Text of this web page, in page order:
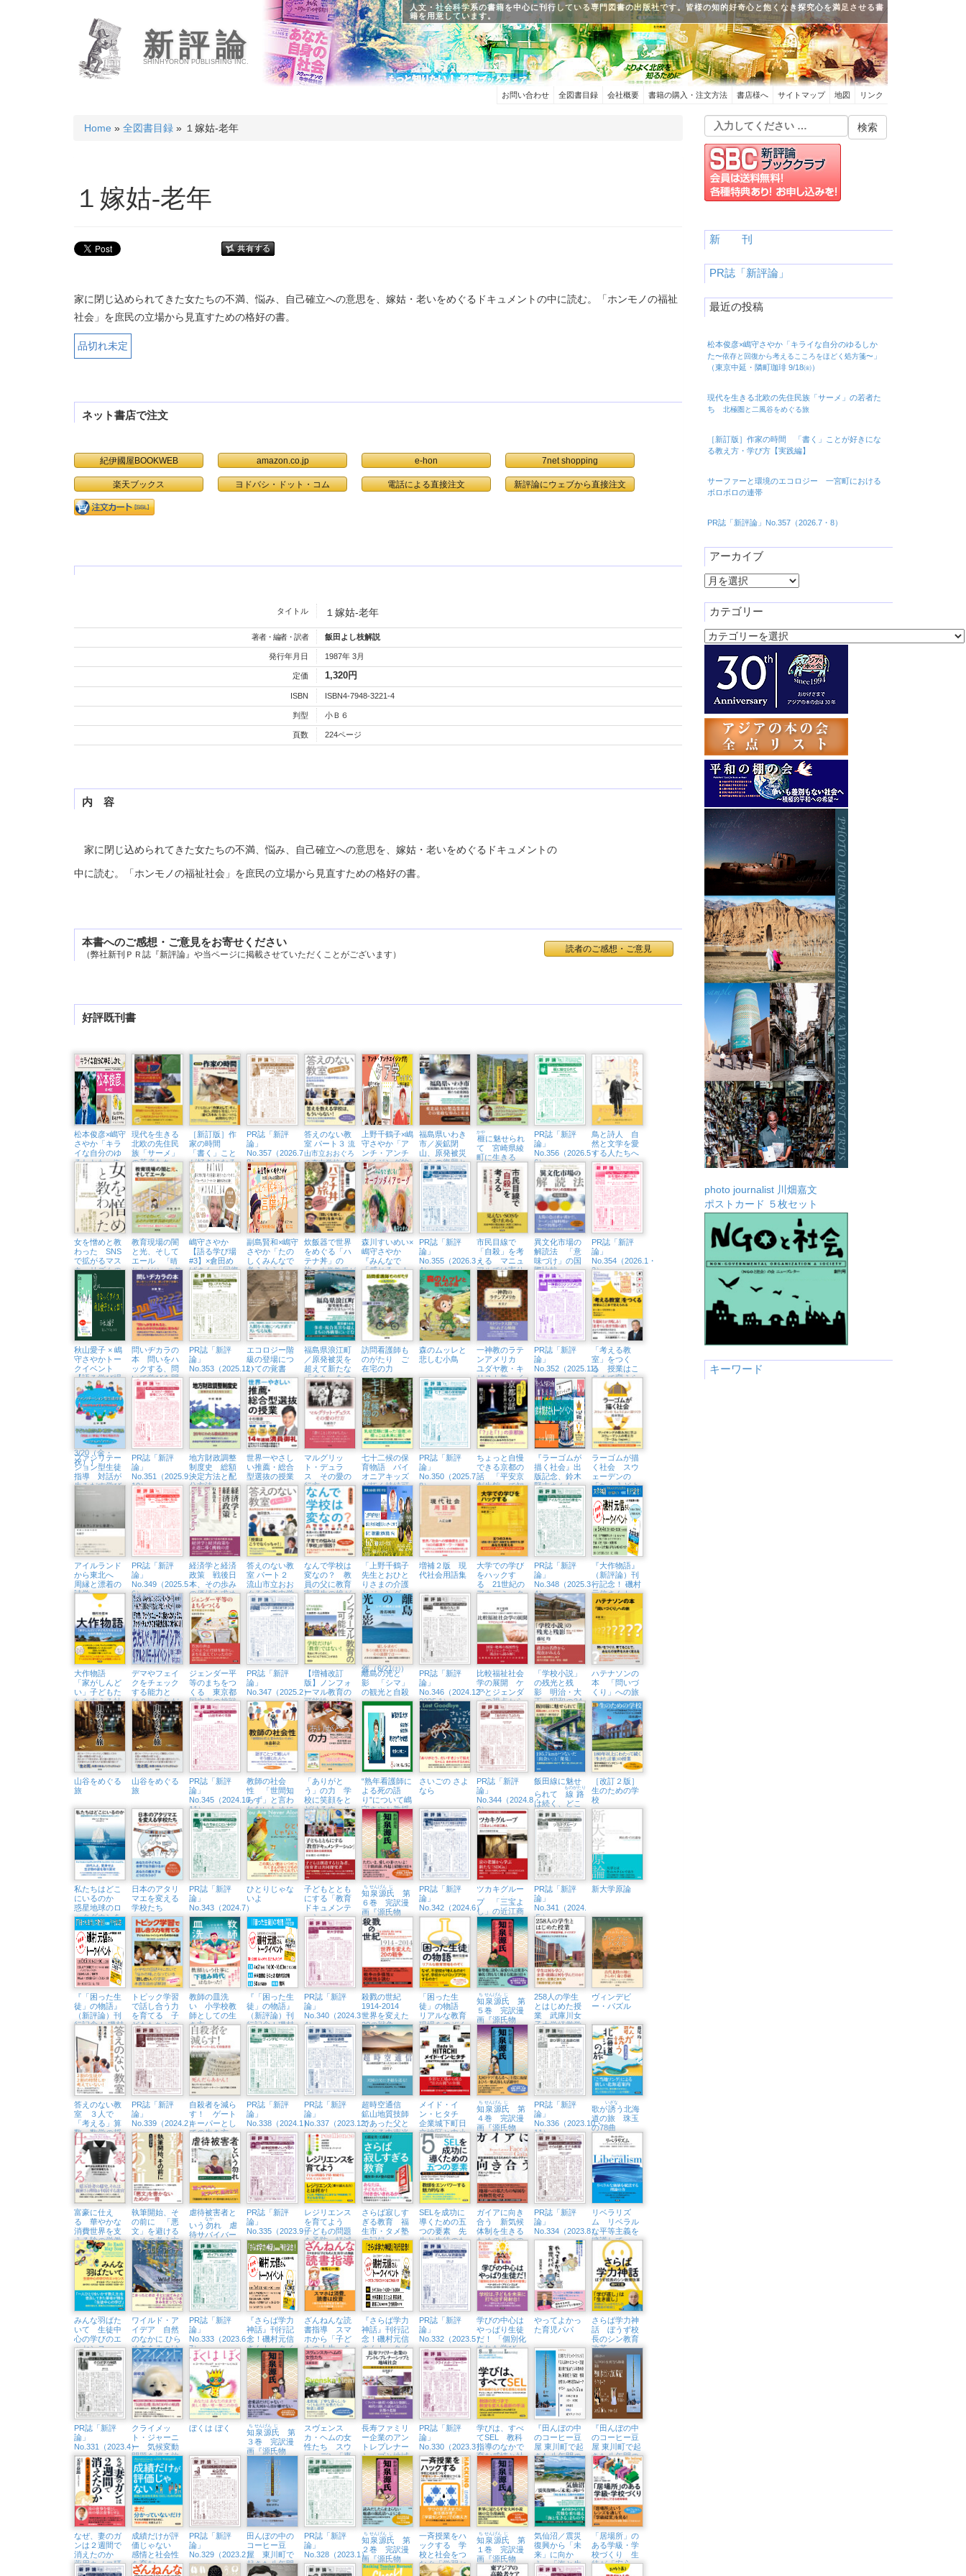
新評論
SHINHYORON PUBLISHING INC.
人文・社会科学系の書籍を中心に刊行している専門図書の出版社です。皆様の知的好奇心と飽くなき探究心を満足させる書
籍を用意しています。
お問い合わせ 全図書目録 会社概要 書籍の購入・注文方法 書店様へ サイトマップ 地図 リンク
Home » 全図書目録 » １嫁姑-老年
１嫁姑-老年
家に閉じ込められてきた女たちの不満、悩み、自己確立への意思を、嫁姑・老いをめぐるドキュメントの中に読む。「ホンモノの福祉
社会」を庶民の立場から見直すための格好の書。
品切れ未定
ネット書店で注文
紀伊國屋BOOKWEB amazon.co.jp e-hon 7net shopping
楽天ブックス ヨドバシ・ドット・コム 電話による直接注文
１嫁姑-老年
タイトル
著者・編者・訳者 飯田よし枝解説
発行年月日 1987年 3月
定価 1,320円
ISBN ISBN4-7948-3221-4
判型 小Ｂ６
頁数 224ページ
内 容
家に閉じ込められてきた女たちの不満、悩み、自己確立への意思を、嫁姑・老いをめぐるドキュメントの
中に読む。「ホンモノの福祉社会」を庶民の立場から見直すための格好の書。
本書へのご感想・ご意見をお寄せください
（弊社新刊ＰＲ誌『新評論』や当ページに掲載させていただくことがございます）
読者のご感想・ご意見
好評既刊書
松本俊彦×嶋守
さやか「キラ
イな自分のゆ
るしかた〜依
存と回復から考
えるこころをほ
どく処方箋〜」
（東京中延・
隣町珈琲 9/18
㈮）
現代を生きる
北欧の先住民
族「サーメ」
の若者たち
北極圏と二風谷
をめぐる旅
［新訂版］作
家の時間
「書く」こと
が好きになる
教え方・学び
方【実践編】
PR誌「新評
論」
No.357（2026.7・
8）
答えのない教
室 パート３ 流
山市立おおぐろ
の森中学校にお
ける全教科改革
戦略
上野千鶴子×嶋
守さやか「ア
ンチ・アンチ
エイジング的
ケア学のすす
め」（東京中
延・隣町珈琲
7/12㈰）
福島県いわき
市／炭鉱閉
山、原発被災
からの復興と
新たな産業創
造
榧
かや
に魅せられ
て 宮崎県綾
町に生きる
「現代の名
工」熊須健一
PR誌「新評
論」
No.356（2026.5・
6）
鳥と詩人 自
然と文学を愛
する人たちへ
女を憎めと教
わった SNS
で拡がるマス
キュリズムの
闇
教育現場の闇
と光、そして
エール
「晴
れ上がり」の教
育は訪れるのか
嶋守さやか
【語る学び場
#3】×倉田め
ばさん 「回復
に殺されない
ために」（浅
草・Readin’
Writin BOOK
STORE 6/19
㈮）
副島賢和×嶋守
さやか「たの
しくみんなで
考えよう！
こころの居場
所をつくる言
葉の力」（東
京中延・隣町
珈琲 5/22㈮）
炊飯器で世界
をめぐる「ハ
テナ丼」の
旅大学教授が
「問い」を炊い
て世界を食べる
森川すいめい×
嶋守さやか
『みんなで
「感じる」！
オープンダイ
アローグ』
（東京中延・
隣町珈琲
3/21（土））
PR誌「新評
論」
No.355（2026.3・
4）
市民目線で
「自殺」を考
える マニュ
アルでは寄り
添えない
異文化市場の
解読法 「意
味づけ」の国
際比較
PR誌「新評
論」
No.354（2026.1・
2）
秋山愛子 × 嶋
守さやかトー
クイベント
【語る学び場
#2】すなっく
アイコ、秋山
愛子さんと
は？（浅草・
Readin’ Writin
BOOK
STORE
3/20（金・
祝））
問いヂカラの
本 問いをハ
ックする、問
いで学びを開
く
PR誌「新評
論」
No.353（2025.12）
エコロジー階
級の登場につ
いての覚書
福島県浪江町
／原発被災を
超えて新たな
「まち」をつ
くる
訪問看護師も
のがたり ご
在宅の力
森のムッレと
悲しむ小鳥
一神教のラテ
ンアメリカ
ユダヤ教・キ
リスト教・イ
スラム教をめ
ぐって
PR誌「新評
論」
No.352（2025.11）
「考える教
室」をつく
る 授業はこ
こまで変えら
れる
ファシリテー
ション型生徒
指導 対話が
生みだす学び
PR誌「新評
論」
No.351（2025.9・
10）
地方財政調整
制度史 総額
決定方法と配
分方法
世界一やさし
い推薦・総合
型選抜の授業
マルグリッ
ト・デュラ
ス その愛の
行方
七十二候の保
育物語 パイ
オニアキッズ
が拓く持続可
能な未来
PR誌「新評
論」
No.350（2025.7・
8）
ちょっと自慢
できる京都の
話 「平安京
創生館」で知
る都
『ラーゴムが
描く社会』出
版記念、鈴木
賢志さんトー
クイベント開
催（横浜・ブ
ックス
Tangerina、
8/1㈮）
ラーゴムが描
く社会 スウ
ェーデンの
「ちょうどよ
い」国づくり
アイルランド
から東北へ
周縁と漂着の
詩学
PR誌「新評
論」
No.349（2025.5・
6）
経済学と経済
政策 戦後日
本、その歩み
の価値を求め
て
答えのない教
室 パート２
流山市立おお
ぐろの森中学
校での教育実
践
なんで学校は
変なの？ 教
員の父に教育
実習生の娘が
ストレートな
質問！
「上野千鶴子
先生とおひと
りさまの介護
とジェンダー
について語ろ
う『比較福祉
社会学の展
開』から」紀
宿本店でトー
クイベント開
催（6/21㈯）
増補２版 現
代社会用語集
大学での学び
をハックす
る 21世紀の
アカデミック
中セミナー
PR誌「新評
論」
No.348（2025.3・
4）
『大作物語』
（新評論）刊
行記念！ 磯村
元信さんトー
クイベント
（5/4㈰、八王
子市学園都市
センター）
大作物語
「家がしんど
い」子どもた
ちを支える社
会的養護のリ
アル
デマやフェイ
クをチェック
する能力と
は？ 「ちだ
いさん&アル
テイシアさ
ん」隆祥館書
店でトークイ
ベント開催
（3/23㈰）
ジェンダー平
等のまちをつ
くる 東京都
国立市の挑戦
PR誌「新評
論」
No.347（2025.2）
【増補改訂
版】ノンフォ
ーマル教育の
可能性 リア
ルな生活に根
ざす教育へ
離島の光と
影 「シマ」
の観光と自殺
PR誌「新評
論」
No.346（2024.12・
2025.1）
比較福祉社会
学の展開 ケ
アとジェンダ
ーの視点から
「学校小説」
の残光と残
影 明治・大
正・昭和の34
編
ハテナソンの
本 「問いづ
くり」への旅
山谷をめぐる
旅
山谷をめぐる
旅
PR誌「新評
論」
No.345（2024.10・
11）
教師の社会
性 「世間知
らず」と言わ
れないために
「ありがと
う」の力 学
校に笑顔をと
どけるウェル
ビーイング日
記
“熟年看護師に
よる死の語
り”について嶋
守さやか教授
がインタビュ
ーに
さいごの さよ
なら
PR誌「新評
論」
No.344（2024.8・
9）
飯田線に魅せ
られて 線路
ものがたり
は続く、どこ
までも
［改訂２版］
生のための学
校
私たちはどこ
にいるのか
惑星地球のロ
ックダウンを
知るためのレ
ッスン
日本のアタリ
マエを変える
学校たち
PR誌「新評
論」
No.343（2024.7）
ひとりじゃな
いよ
子どもととも
にする「教育
ドキュメンテ
ーション」
探究を深める
保育実践
知
ち
泉
せん
源
げん
氏
じ
第
６巻 完訳漫
画『源氏物
語』
PR誌「新評
論」
No.342（2024.6）
ツカキグルー
プ 「三宝 よ
し」の近江商
PR誌「新評
論」
No.341（2024.
５）
新大学原論
『「困った生
徒」の物語』
（新評論）刊
行記念！ 磯村
元信さんトー
クイベント
（5/5㈰、八王
子市生涯学習
センター）
トピック学習
で話し合う力
を育てる 子
どもたちとつ
くり上げた６
年間の軌跡
教師の皿洗
い 小学校教
師としての生
き方
『「困った生
徒」の物語』
（新評論）刊
行記念！磯村
元信さんトー
クイベント
（4/21㈰、未
来屋書店日の
出店）
PR誌「新評
論」
No.340（2024.3・
4）
殺戮の世紀
1914-2014
世界を変えた
20の戦争
「困った生
徒」の物語
リアルな教育
現場をのぞく
知
ち
泉
せん
源
げん
氏
じ
第
５巻 完訳漫
画『源氏物
語』
258人の学生
とはじめた授
業 武庫川女
子大学経営学
部、テイクオ
フ
ヴィンデビ
ー・パズル
答えのない教
室 ３人で
「考える」算
数・数学の授
業
PR誌「新評
論」
No.339（2024.2）
自殺者を減ら
す！ ゲート
キーパーとし
ての生き方
PR誌「新評
論」
No.338（2024.1）
PR誌「新評
論」
No.337（2023.12）
超時空通信
鉱山地質技師
であった父と
めぐる中南米
メイド・イ
ン・ヒタチ
企業城下町日
立地区と中小
企業の未来
知
ち
泉
せん
源
げん
氏
じ
第
４巻 完訳漫
画『源氏物
語』
PR誌「新評
論」
No.336（2023.10・
11）
歌が誘
いざな
う北海
道の旅 珠玉
の78曲
富豪に仕え
る 華やかな
消費世界を支
える陰の労働
者たち
執筆開始、そ
の前に 「悪
文」を避ける
ための考え方
虐待被害者と
いう 勿
なか
れ 虐
待サバイバー
という生き方
PR誌「新評
論」
No.335（2023.9）
レジリエンス
を育てよう
子どもの問題
を予防・軽減
するYOU CAN
DO IT!
さらば寂しす
ぎる教育 福
生市・タメ塾
の記録
SELを成功に
導くための五
つの要素 先
生と生徒のた
めのアクティ
ビティー集
ガイアに向き
合う 新気候
体制を生きる
ための八つの
レクチャー
PR誌「新評
論」
No.334（2023.8）
リベラリズ
ム リベラル
な平等主義を
擁護して
みんな羽ばた
いて 生徒中
心の学びのエ
ッセンス
ワイルド・ア
イデア 自然
のなかに ひら
めきをみつけ
にいこう
PR誌「新評
論」
No.333（2023.6・
7）
『さらば学力
神話』刊行記
念！磯村元信
さんトークイ
ベント （7/1
㈯、八王子市
生涯学習セン
ター）
ざんねんな読
書指導 スマ
ホから「子ど
もの人生」を
守った物語
『さらば学力
神話』刊行記
念！磯村元信
さんトークイ
ベント （6/10
㈯、未来屋書
店日の出店）
PR誌「新評
論」
No.332（2023.5）
学びの中心は
やっぱり生徒
だ！ 「個別化
された学び」
と「思考の習
慣」
やってよかっ
た育児パパ
さらば学力神
話 ぼうず校
長のシン教育
改革
PR誌「新評
論」
No.331（2023.4）
クライメッ
ト・ジャーニ
ー 気候変動
問題を巡る旅
ぼくは ぼく 知
ち
泉
せん
源
げん
氏
じ
第
３巻 完訳漫
画『源氏物
スヴェンス
カ・ヘムの女
性たち スウ
ェーデン「専
業主婦の時
代」の始まり
と終わり
長寿ファミリ
ー企業のアン
トレプレナー
シップと地域
社会 時代を
超える京都ブ
ランド
PR誌「新評
論」
No.330（2023.3）
学びは、すべ
てSEL 教科
指導のなかで
育む感情と社
会性
『田んぼの中
のコーヒー豆
屋 東川町で起
きた八年間の
奇跡』刊行記
念トークイベ
ント （2/17
㈮、紀伊國屋
書店新宿本
『田んぼの中
のコーヒー豆
屋 東川町で起
きた八年間の
奇跡』刊行記
念トークイベ
ント （2/16
㈭、オンライ
ン＋誠品生活
日本橋）
なぜ、妻のガ
ンは２週間で
消えたのか
薬用キノコ研
究一筋27年
成績だけが評
価じゃない
感情と社会性
を育む
（SEL）ため
PR誌「新評
論」
No.329（2023.2）
田んぼの中の
コーヒー豆
屋 東川町で
起きた八年間
の奇跡
PR誌「新評
論」
No.328（2023.1）
知
ち
泉
せん
源
げん
氏
じ
第
２巻 完訳漫
画『源氏物
語』
一斉授業をハ
ックする 学
校と社会をつ
なぐ「学習セ
ンター」を教
知
ち
泉
せん
源
げん
氏
じ
第
１巻 完訳漫
画『源氏物
語』
気仙沼／震災
復興から「未
来」に向か
う 「海と生
きる」三陸の
「居場所」の
ある学級・学
校づくり 生
徒が「安心」
できる教育環
新 刊
PR誌「新評論」
最近の投稿
松本俊彦×嶋守さやか「キライな自分のゆるしか
た〜依存と回復から考えるこころをほどく処方箋〜」
（東京中延・隣町珈琲 9/18㈮）
現代を生きる北欧の先住民族「サーメ」の若者た
ち 北極圏と二風谷をめぐる旅
［新訂版］作家の時間 「書く」ことが好きにな
る教え方・学び方【実践編】
サーファーと環境のエコロジー 一宮町における
ボロボロの連帯
PR誌「新評論」No.357（2026.7・8）
アーカイブ
ア
カ
イ
ブ
カテゴリー
カ
photo journalist 川畑嘉文
ポストカード ５枚セット
キーワード